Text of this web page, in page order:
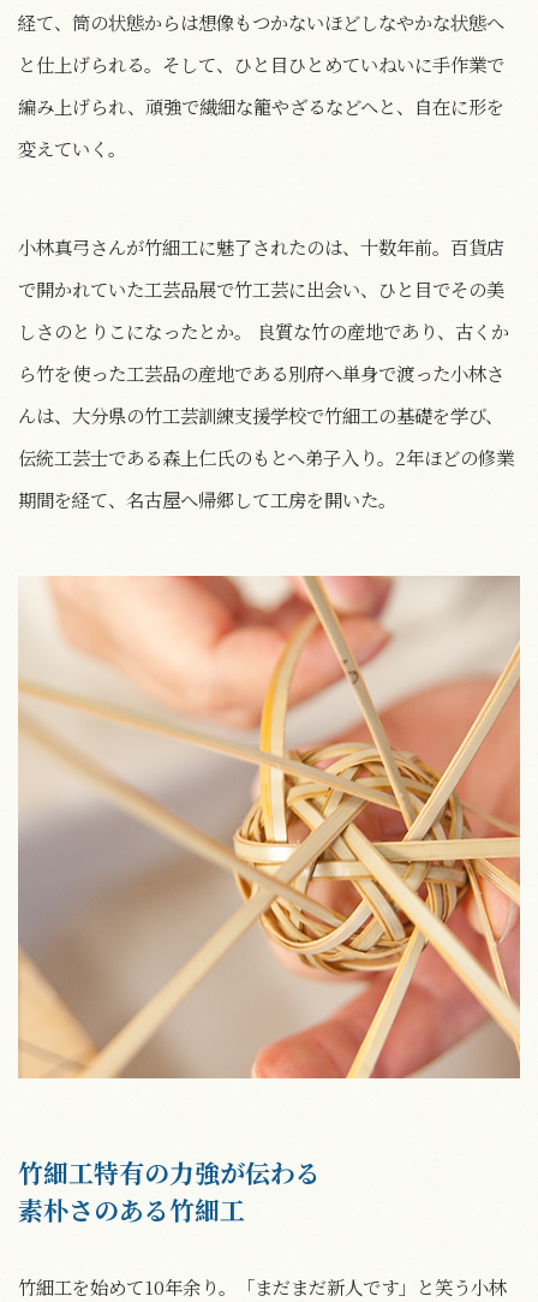
経て、筒の状態からは想像もつかないほどしなやかな状態へ
と仕上げられる。そして、ひと目ひとめていねいに手作業で
編み上げられ、頑強で繊細な籠やざるなどへと、自在に形を
変えていく。
小林真弓さんが竹細工に魅了されたのは、十数年前。百貨店
で開かれていた工芸品展で竹工芸に出会い、ひと目でその美
しさのとりこになったとか。 良質な竹の産地であり、古くか
ら竹を使った工芸品の産地である別府へ単身で渡った小林さ
んは、大分県の竹工芸訓練支援学校で竹細工の基礎を学び、
伝統工芸士である森上仁氏のもとへ弟子入り。2年ほどの修業
期間を経て、名古屋へ帰郷して工房を開いた。
竹細工特有の力強が伝わる
素朴さのある竹細工
竹細工を始めて10年余り。「まだまだ新人です」と笑う小林